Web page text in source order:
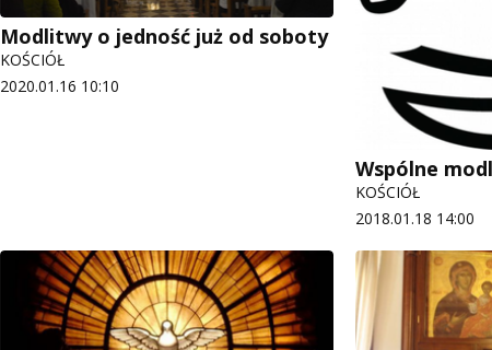
Modlitwy o jedność już od soboty
KOŚCIÓŁ
2020.01.16 10:10
Wspólne
KOŚCIÓŁ
2018.01.18 14:00